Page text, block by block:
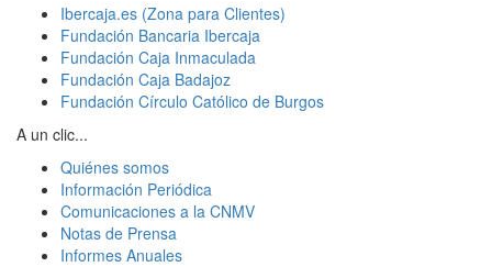
Ibercaja.es (Zona para Clientes)
Fundación Bancaria Ibercaja
Fundación Caja Inmaculada
Fundación Caja Badajoz
Fundación Círculo Católico de Burgos
A un clic...
Quiénes somos
Información Periódica
Comunicaciones a la CNMV
Notas de Prensa
Informes Anuales